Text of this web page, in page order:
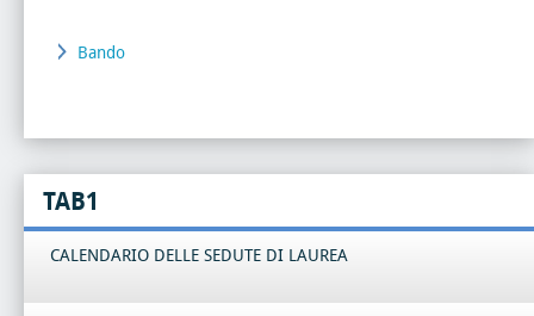
Bando
TAB1
CALENDARIO DELLE SEDUTE DI LAUREA